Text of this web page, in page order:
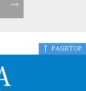
PAGETOP